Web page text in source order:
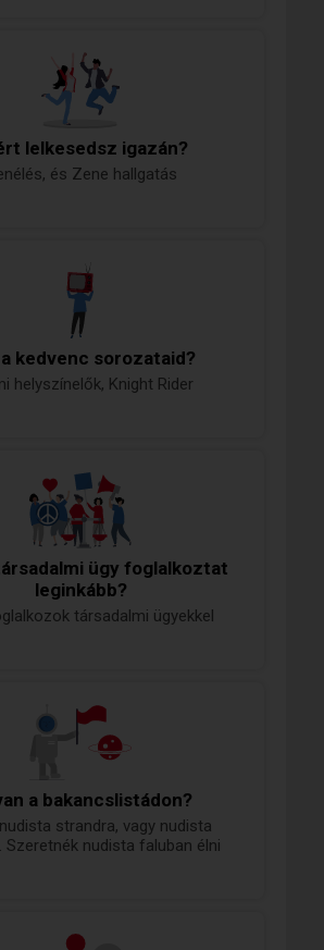
lelkesedsz igazán?
és Zene hallgatás
kedvenc sorozataid?
helyszínelők, Knight Rider
ügy foglalkoztat
leginkább?
társadalmi ügyekkel
a bakancslistádon?
strandra, vagy nudista
Szeretnék nudista faluban élni